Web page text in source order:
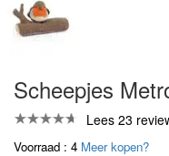
Scheepjes
Lees 23
Voorraad : 4 Meer kopen?